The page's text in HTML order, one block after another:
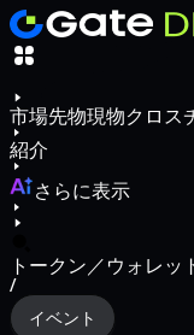
市場先物現物クロス
紹介
さらに表示
トークン／ウォレッ
/
イベント